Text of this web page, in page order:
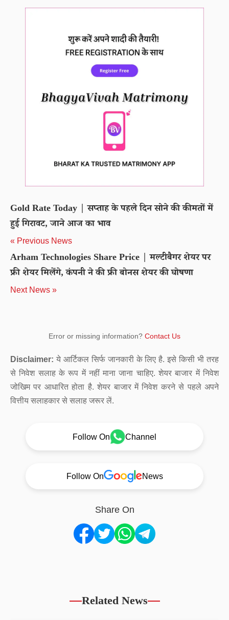
Gold Rate Today | सप्ताह के पहले दिन सोने की कीमतों में
हुई गिरावट, जाने आज का भाव
« Previous News
Arham Technologies Share Price | मल्टीबैगर शेयर पर
फ्री शेयर मिलेंगे, कंपनी ने की फ्री बोनस शेयर की घोषणा
Next News »
Error or missing information? Contact Us
Disclaimer: ये आर्टिकल सिर्फ जानकारी के लिए है. इसे किसी भी तरह
से निवेश सलाह के रूप में नहीं माना जाना चाहिए. शेयर बाजार में निवेश
जोखिम पर आधारित होता है. शेयर बाजार में निवेश करने से पहले अपने
वित्तीय सलाहकार से सलाह जरूर लें.
Follow On Channel
Follow On News
Share On
Related News